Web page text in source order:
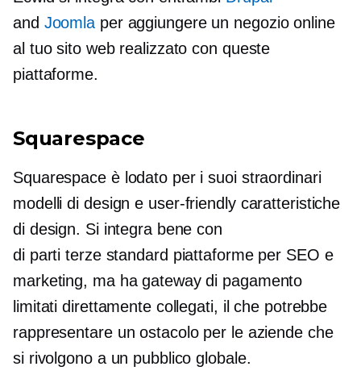
and Joomla per aggiungere un negozio online
al tuo sito web realizzato con queste
piattaforme.
Squarespace
Squarespace è lodato per i suoi straordinari
modelli di design e user-friendlycaratteristiche
di design. Si integra bene con
di parti terze standard piattaforme per SEO e
marketing, ma ha gateway di pagamento
limitati direttamente collegati, il che potrebbe
rappresentare un ostacolo per le aziende che
si rivolgono a un pubblico globale.